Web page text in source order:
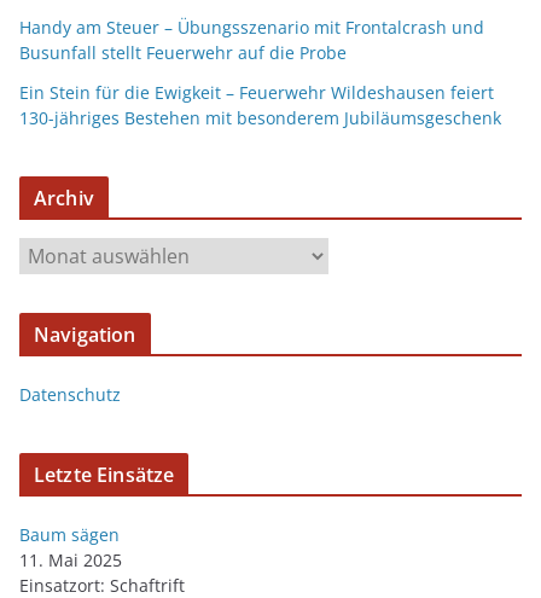
Handy am Steuer – Übungsszenario mit Frontalcrash und
Busunfall stellt Feuerwehr auf die Probe
Ein Stein für die Ewigkeit – Feuerwehr Wildeshausen feiert
130-jähriges Bestehen mit besonderem Jubiläumsgeschenk
Archiv
Navigation
Datenschutz
Letzte Einsätze
Baum sägen
11. Mai 2025
Einsatzort: Schaftrift